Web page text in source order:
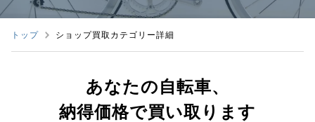
トップ ショップ買取カテゴリー詳細
あなたの自転車、
納得価格で買い取ります